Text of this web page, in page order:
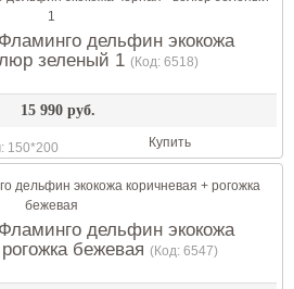
дельфин экокожа
зеленый 1 (Код: 6518)
15 990 руб.
150*200 Купить
дельфин экокожа
бежевая (Код: 6547)